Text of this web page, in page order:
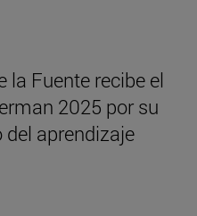
la Fuente recibe el
2025 por su
aprendizaje